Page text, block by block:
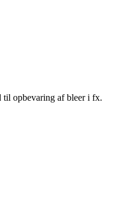
til opbevaring af bleer i fx.